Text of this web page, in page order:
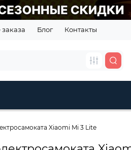
Блог Контакты
Xiaomi Mi 3 Lite